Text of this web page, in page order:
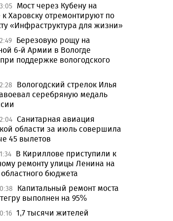
Мост через Кубену на
к Харовску отремонтируют по
«Инфраструктура для жизни»
Березовую рощу на
6-й Армии в Вологде
поддержке вологодского
Вологодский стрелок Илья
серебряную медаль
Санитарная авиация
области за июль совершила
45 вылетов
В Кириллове приступили к
ремонту улицы Ленина на
бюджета
Капитальный ремонт моста
выполнен на 95%
1,7 тысячи жителей